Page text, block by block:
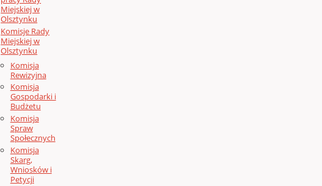
Miejskiej w
Olsztynku
Komisje Rady
Miejskiej w
Olsztynku
Komisja
Rewizyjna
Komisja
Gospodarki i
Budżetu
Komisja
Spraw
Społecznych
Komisja
Skarg,
Wniosków i
Petycji